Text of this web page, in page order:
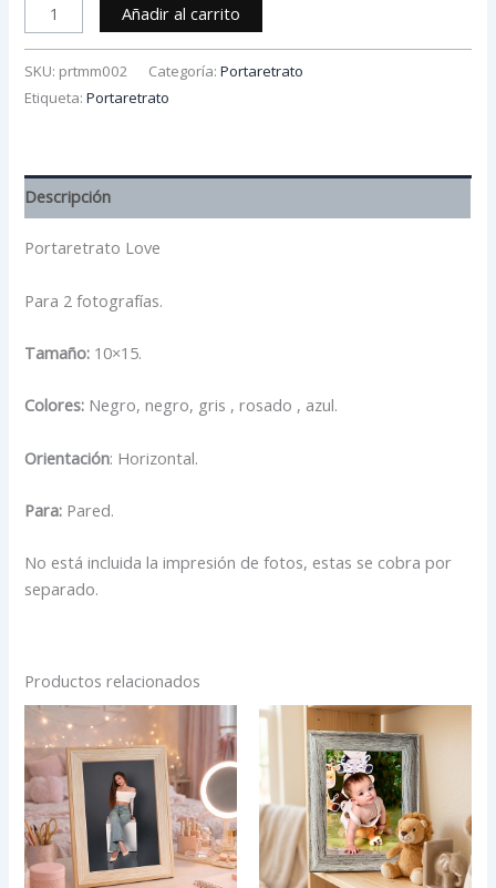
Añadir al carrito
SKU: prtmm002 Categoría:Portaretrato
Etiqueta:Portaretrato
Descripción
Portaretrato Love
Para 2 fotografías.
Tamaño: 10×15.
Colores: Negro, negro, gris , rosado , azul.
Orientación: Horizontal.
Para: Pared.
No está incluida la impresión de fotos, estas se cobra por
separado.
Productos relacionados
Rango
de
precios:
desde
$18,000
hasta
$38,000
Este
producto
tiene
múltiples
variantes.
Las
opciones
Rango
de
precios:
desde
$22,000
hasta
$36,000
Este
Las